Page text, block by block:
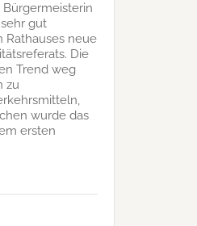
gut
Rathauses neue
Die
Trend weg
zu
wurde das
ersten